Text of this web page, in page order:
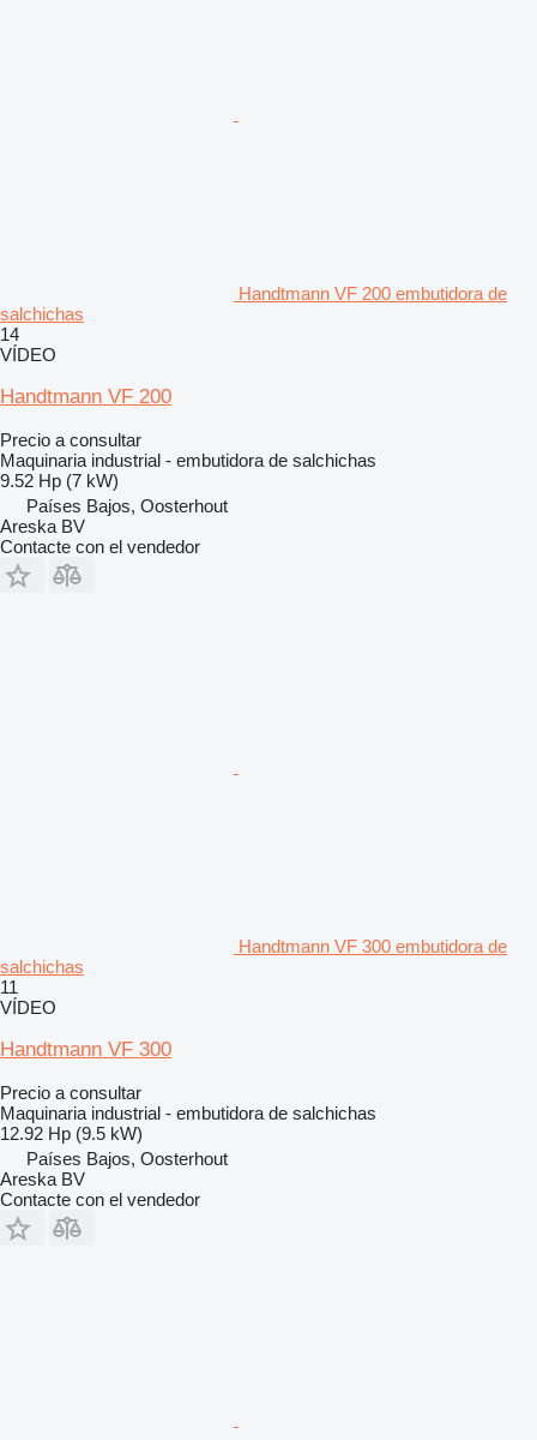
Handtmann VF 200 embutidora de
salchichas
14
VÍDEO
Handtmann VF 200
Precio a consultar
Maquinaria industrial - embutidora de salchichas
9.52 Hp (7 kW)
Países Bajos, Oosterhout
Areska BV
Contacte con el vendedor
Handtmann VF 300 embutidora de
salchichas
11
VÍDEO
Handtmann VF 300
Precio a consultar
Maquinaria industrial - embutidora de salchichas
12.92 Hp (9.5 kW)
Países Bajos, Oosterhout
Areska BV
Contacte con el vendedor